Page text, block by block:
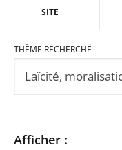
SITE
THÈME RECHERCHÉ
Passer
Passer
Afficher :